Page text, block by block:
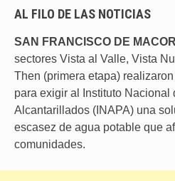
AL FILO DE LAS NOTICIAS
SAN FRANCISCO DE
sectores Vista al Valle, Vista
Then (primera etapa)
para exigir al Instituto Nacional
Alcantarillados (INAPA) una
escasez de agua potable que
comunidades.